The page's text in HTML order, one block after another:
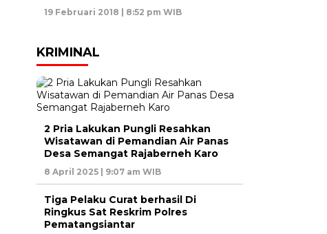
19 Februari 2018 | 8:52 pm WIB
KRIMINAL
2 Pria Lakukan Pungli Resahkan
Wisatawan di Pemandian Air Panas
Desa Semangat Rajaberneh Karo
8 April 2025 | 9:07 am WIB
Tiga Pelaku Curat berhasil Di
Ringkus Sat Reskrim Polres
Pematangsiantar